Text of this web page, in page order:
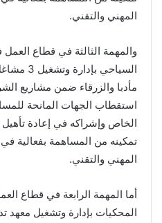
المهني والتقني.
والمهمة الثالثة في قطاع
السياحي
مأدبا والزرقاء ضمن مشاريع
استقطاب الجهات المانحة
الخاص وإشراكه في إعادة
تمكينه من المساهمة بفعالية في
المهني والتقني.
أما المهمة الرابعة في قطاع
المحكيات بإدارة وتشغيل